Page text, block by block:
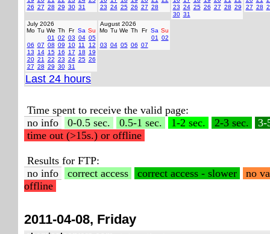
26 27 28 29 30 31
23 24 25 26 27 28
23 24 25 26 27 28 29
30 31
27 28
July 2026
Mo Tu We Th Fr Sa Su
01
02 03 04 05
06 07 08 09 10 11
12
13
14 15 16 17 18
19
20 21 22 23 24 25 26
27 28 29 30 31
August 2026
Mo Tu We Th Fr Sa Su
01
02
03 04 05 06 07
Last 24 hours
Time spent to receive the valid page:
no info
0-0.5 sec. 0.5-1 sec. 1-2 sec. 2-3 sec.
3-
time out (>15s.) or offline
Results for FTP:
no info
correct access correct access - slower
no
offline
2011-04-08, Friday